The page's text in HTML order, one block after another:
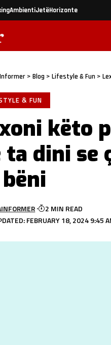
AmbientiJetëHorizonte
> Blog > Lifestyle & Fun >
& FUN
këto
ta dini se
FEBRUARY 18, 2024 9:45
2 MIN READ